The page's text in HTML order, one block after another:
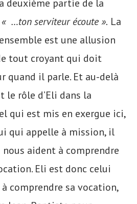
deuxième partie de la
« …ton serviteur écoute ». La
est une allusion
tout croyant qui doit
quand il parle. Et au-delà
le rôle d’Eli dans la
qui est mis en exergue ici,
qui appelle à mission, il
nous aident à comprendre
Eli est donc celui
comprendre sa vocation,